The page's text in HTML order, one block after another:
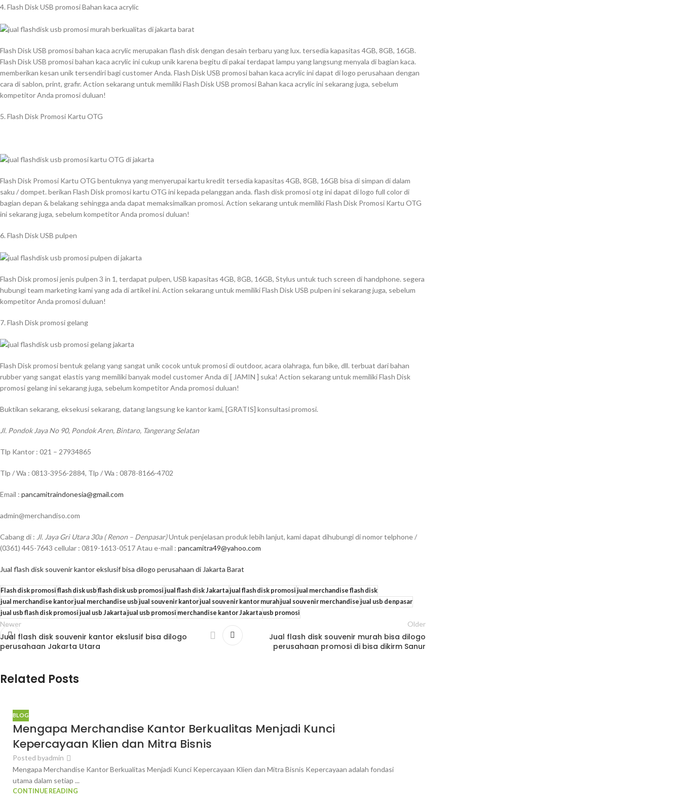
4. Flash Disk USB promosi Bahan kaca acrylic
Flash Disk USB promosi bahan kaca acrylic merupakan flash disk dengan desain terbaru yang lux. tersedia kapasitas 4GB, 8GB, 16GB.
Flash Disk USB promosi bahan kaca acrylic ini cukup unik karena begitu di pakai terdapat lampu yang langsung menyala di bagian kaca.
memberikan kesan unik tersendiri bagi customer Anda. Flash Disk USB promosi bahan kaca acrylic ini dapat di logo perusahaan dengan
cara di sablon, print, grafir. Action sekarang untuk memiliki Flash Disk USB promosi Bahan kaca acrylic ini sekarang juga, sebelum
kompetitor Anda promosi duluan!
5. Flash Disk Promosi Kartu OTG
Flash Disk Promosi Kartu OTG bentuknya yang menyerupai kartu kredit tersedia kapasitas 4GB, 8GB, 16GB bisa di simpan di dalam
saku / dompet. berikan Flash Disk promosi kartu OTG ini kepada pelanggan anda. flash disk promosi otg ini dapat di logo full color di
bagian depan & belakang sehingga anda dapat memaksimalkan promosi. Action sekarang untuk memiliki Flash Disk Promosi Kartu OTG
ini sekarang juga, sebelum kompetitor Anda promosi duluan!
6. Flash Disk USB pulpen
Flash Disk promosi jenis pulpen 3 in 1, terdapat pulpen, USB kapasitas 4GB, 8GB, 16GB, Stylus untuk tuch screen di handphone. segera
hubungi team marketing kami yang ada di artikel ini. Action sekarang untuk memiliki Flash Disk USB pulpen ini sekarang juga, sebelum
kompetitor Anda promosi duluan!
7. Flash Disk promosi gelang
Flash Disk promosi bentuk gelang yang sangat unik cocok untuk promosi di outdoor, acara olahraga, fun bike, dll. terbuat dari bahan
rubber yang sangat elastis yang memiliki banyak model customer Anda di [ JAMIN ] suka! Action sekarang untuk memiliki Flash Disk
promosi gelang ini sekarang juga, sebelum kompetitor Anda promosi duluan!
Buktikan sekarang, eksekusi sekarang, datang langsung ke kantor kami, [GRATIS] konsultasi promosi.
Jl. Pondok Jaya No 90, Pondok Aren, Bintaro, Tangerang Selatan
Tlp Kantor : 021 – 27934865
Tlp / Wa : 0813-3956-2884, Tlp / Wa : 0878-8166-4702
Email : pancamitraindonesia@gmail.com
admin@merchandiso.com
Cabang di : Jl. Jaya Gri Utara 30a ( Renon – Denpasar)Untuk penjelasan produk lebih lanjut, kami dapat dihubungi di nomor telphone /
(0361) 445-7643 cellular : 0819-1613-0517 Atau e-mail : pancamitra49@yahoo.com
Jual flash disk souvenir kantor ekslusif bisa dilogo perusahaan di Jakarta Barat
Flash disk promosi flash disk usb flash disk usb promosi jual flash disk Jakartajual flash disk promosi jual merchandise flash disk
jual merchandise kantorjual merchandise usb jual souvenir kantorjual souvenir kantor murahjual souvenir merchandise jual usb denpasar
jual usb flash disk promosi jual usb Jakartajual usb promosi merchandise kantor Jakartausb promosi
Newer
Jual flash disk souvenir kantor ekslusif bisa dilogo
perusahaan Jakarta Utara
Older
Jual flash disk souvenir murah bisa dilogo
perusahaan promosi di bisa dikirm Sanur
Related Posts
BLOG
Mengapa Merchandise Kantor Berkualitas Menjadi Kunci
Kepercayaan Klien dan Mitra Bisnis
Posted byadmin
Mengapa Merchandise Kantor Berkualitas Menjadi Kunci Kepercayaan Klien dan Mitra Bisnis Kepercayaan adalah fondasi
utama dalam setiap ...
CONTINUE READING